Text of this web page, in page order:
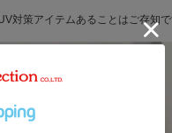
対策アイテムあることはご存知